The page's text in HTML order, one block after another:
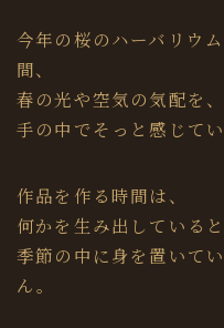
今年の桜のハーバリウ
間、
春の光や空気の気配を、
手の中でそっと感じてい
作品を作る時間は、
何かを生み出していると
季節の中に身を置いて
ん。